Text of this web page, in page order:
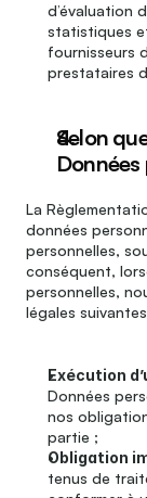
d’évaluation
statistiques
fournisseurs
prestataires
Selon
Données
La
données
personnelles,
conséquent,
personnelles,
légales
Exécution
Données
nos
partie ;
Obligation
tenus de